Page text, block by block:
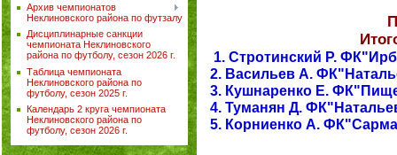
Архив чемпионатов
Неклиновского района по футзалу
Дисциплинарные санкции
чемпионата Неклиновского
района по футболу, сезон 2026 г.
Таблица чемпионата
Неклиновского района по
футболу, сезон 2025 г.
Календарь 2 круга чемпионата
Неклиновского района по
футболу, сезон 2026 г.
1. Стротинский Р.
2. Васильев А.
3. Кушнаренко Е.
4. Туманян Д.
5. Корниенко А.